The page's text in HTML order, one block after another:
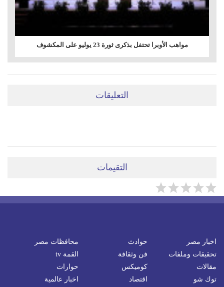
مواهب الأوبرا تحتفل بذكرى ثورة 23 يوليو على المكشوف
التعليقات
التقيمات
اخبار مصر حوادث
محافظات مصر
تحقيقات وملفات
فن وثقافة
القمة tv
مقالات
كوميكس
حوارات
توك شو
اقتصاد
اخبار عالمية